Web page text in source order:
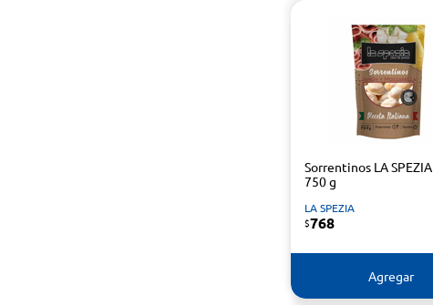
Sorrentinos LA SPEZIA
750 g
LA SPEZIA
$768
Agregar